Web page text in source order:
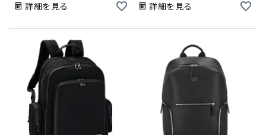
詳細を見る 詳細を見る